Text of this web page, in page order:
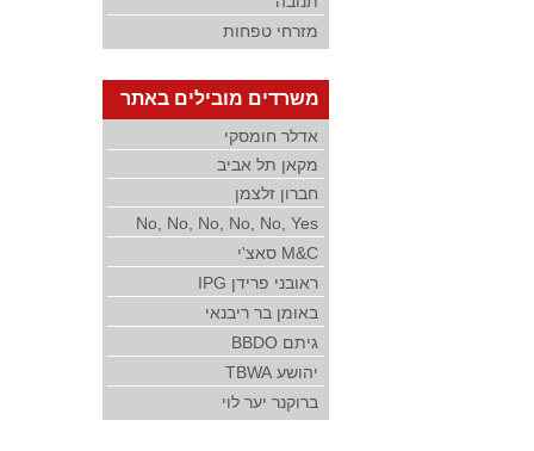
מזרחי טפחות
משרדים מובילים באתר
אדלר חומסקי
מקאן תל אביב
חברון זלצמן
No, No, No, No, No, Yes
M&C סאצ'י
ראובני פרידן IPG
באומן בר ריבנאי
גיתם BBDO
יהושע TBWA
ברוקנר יער לוי